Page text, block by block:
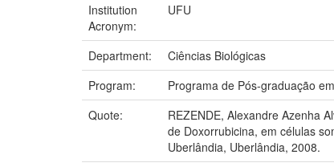
Institution
Acronym:
UFU
Department:
Ciências Biológicas
Program:
Programa de Pós-graduação
Quote:
REZENDE, Alexandre Azenha
de Doxorrubicina, em células
Uberlândia, Uberlândia, 2008.